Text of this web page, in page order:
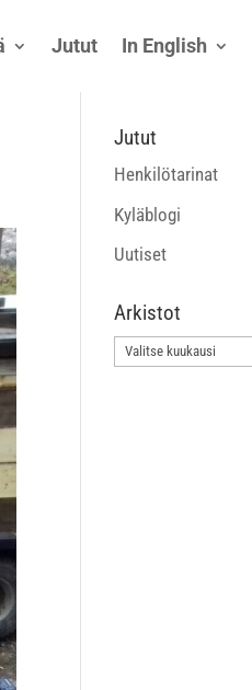
Jutut In English
Jutut
Henkilötarinat
Kyläblogi
Uutiset
Arkistot
Arkistot